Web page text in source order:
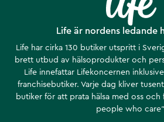
Life är nordens ledande
Life har cirka 130 butiker utspritt i
brett utbud av hälsoprodukter och
Life innefattar Lifekoncernen
franchisebutiker. Varje dag kliver
butiker för att prata hälsa med oss
people who